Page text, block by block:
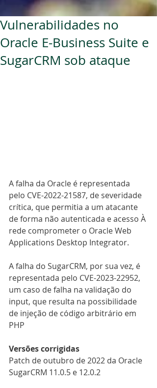
Vulnerabilidades no
Oracle E-Business Suite e
SugarCRM sob ataque
A falha da Oracle é representada
pelo CVE-2022-21587, de severidade
crítica, que permitia a um atacante
de forma não autenticada e acesso À
rede comprometer o Oracle Web
Applications Desktop Integrator.
A falha do SugarCRM, por sua vez, é
representada pelo CVE-2023-22952,
um caso de falha na validação do
input, que resulta na possibilidade
de injeção de código arbitrário em
PHP
Versões corrigidas
Patch de outubro de 2022 da Oracle
SugarCRM 11.0.5 e 12.0.2